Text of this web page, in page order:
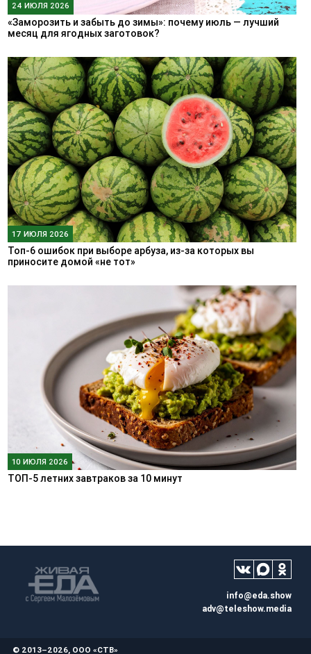
24 ИЮЛЯ 2026
«Заморозить и забыть до зимы»: почему июль — лучший
месяц для ягодных заготовок?
17 ИЮЛЯ 2026
Топ-6 ошибок при выборе арбуза, из-за которых вы
приносите домой «не тот»
10 ИЮЛЯ 2026
ТОП-5 летних завтраков за 10 минут
info@eda.show
adv@teleshow.media
© 2013–2026, ООО «СТВ»